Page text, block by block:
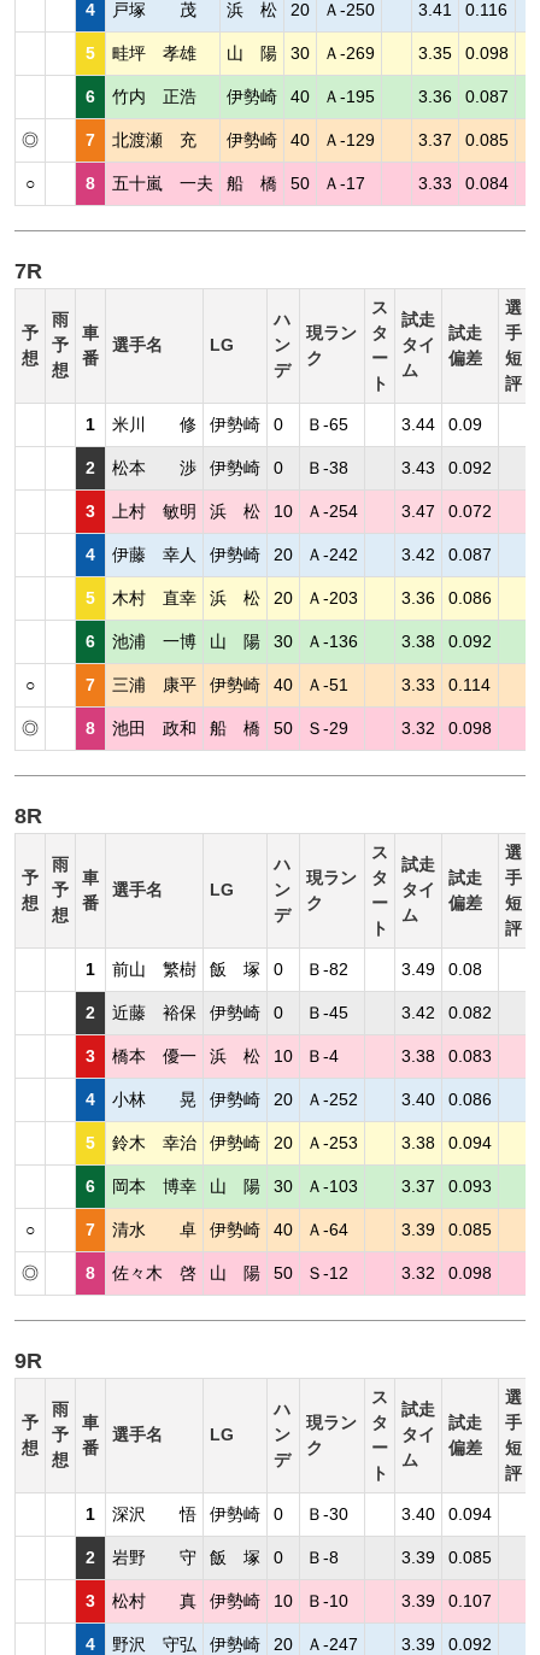
4 戸塚 茂 浜 松 20 Ａ-250 3.41 0.116
5 畦坪 孝雄 山 陽 30 Ａ-269 3.35 0.098
6 竹内 正浩 伊勢崎 40 Ａ-195 3.36 0.087
◎ 7 北渡瀬 充 伊勢崎 40 Ａ-129 3.37 0.085
○ 8 五十嵐 一夫 船 橋 50 Ａ-17 3.33 0.084
7R
予
想
雨
予
想
車
番
選手名 LG
ハ
ン
デ
現ラン
ク
ス
タ
ー
ト
試走
タイ
ム
試走
偏差
選
手
短
評
1 米川 修 伊勢崎 0 Ｂ-65 3.44 0.09
2 松本 渉 伊勢崎 0 Ｂ-38 3.43 0.092
3 上村 敏明 浜 松 10 Ａ-254 3.47 0.072
4 伊藤 幸人 伊勢崎 20 Ａ-242 3.42 0.087
5 木村 直幸 浜 松 20 Ａ-203 3.36 0.086
6 池浦 一博 山 陽 30 Ａ-136 3.38 0.092
○ 7 三浦 康平 伊勢崎 40 Ａ-51 3.33 0.114
◎ 8 池田 政和 船 橋 50 Ｓ-29 3.32 0.098
8R
予
想
雨
予
想
車
番
選手名 LG
ハ
ン
デ
現ラン
ク
ス
タ
ー
ト
試走
タイ
ム
試走
偏差
選
手
短
評
1 前山 繁樹 飯 塚 0 Ｂ-82 3.49 0.08
2 近藤 裕保 伊勢崎 0 Ｂ-45 3.42 0.082
3 橋本 優一 浜 松 10 Ｂ-4 3.38 0.083
4 小林 晃 伊勢崎 20 Ａ-252 3.40 0.086
5 鈴木 幸治 伊勢崎 20 Ａ-253 3.38 0.094
6 岡本 博幸 山 陽 30 Ａ-103 3.37 0.093
○ 7 清水 卓 伊勢崎 40 Ａ-64 3.39 0.085
◎ 8 佐々木 啓 山 陽 50 Ｓ-12 3.32 0.098
9R
予
想
雨
予
想
車
番
選手名 LG
ハ
ン
デ
現ラン
ク
ス
タ
ー
ト
試走
タイ
ム
試走
偏差
選
手
短
評
1 深沢 悟 伊勢崎 0 Ｂ-30 3.40 0.094
2 岩野 守 飯 塚 0 Ｂ-8 3.39 0.085
3 松村 真 伊勢崎 10 Ｂ-10 3.39 0.107
4 野沢 守弘 伊勢崎 20 Ａ-247 3.39 0.092